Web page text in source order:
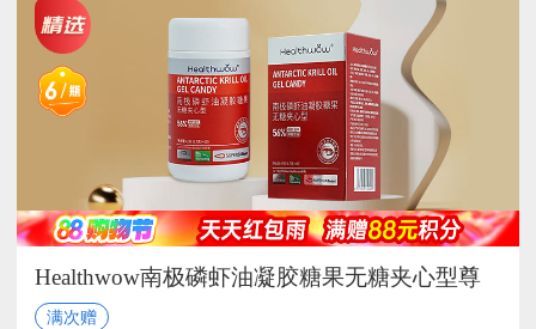
Healthwow南极磷虾油凝胶糖果无糖夹心型尊
贵组
满次赠